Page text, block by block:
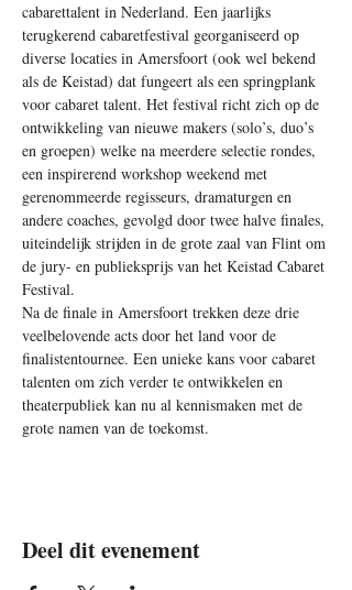
cabarettalent in Nederland. Een jaarlijks
terugkerend cabaretfestival georganiseerd op
diverse locaties in Amersfoort (ook wel bekend
als de Keistad) dat fungeert als een springplank
voor cabaret talent. Het festival richt zich op de
ontwikkeling van nieuwe makers (solo’s, duo’s
en groepen) welke na meerdere selectie rondes,
een inspirerend workshop weekend met
gerenommeerde regisseurs, dramaturgen en
andere coaches, gevolgd door twee halve finales,
uiteindelijk strijden in de grote zaal van Flint om
de jury- en publieksprijs van het Keistad Cabaret
Festival.
Na de finale in Amersfoort trekken deze drie
veelbelovende acts door het land voor de
finalistentournee. Een unieke kans voor cabaret
talenten om zich verder te ontwikkelen en
theaterpubliek kan nu al kennismaken met de
grote namen van de toekomst.
Deel dit evenement